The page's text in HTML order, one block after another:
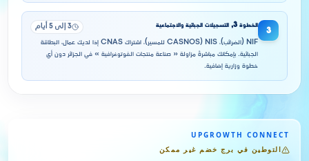
3
الخطوة 3
, التسجيلات الجبائية والاجتماعية 3 إلى 5 أيام
NIF (الضرائب)، NIS (CASNOS للمسير)، اشتراك CNAS إذا لديك عمال، البطاقة
الجبائية. بإمكانك مباشرةً مزاولة « صناعة منتجات الفوتوغرافية » في الجزائر دون أي
خطوة وزارية إضافية.
UPGROWTH CONNECT
التوطين في برج خضم غير ممكن